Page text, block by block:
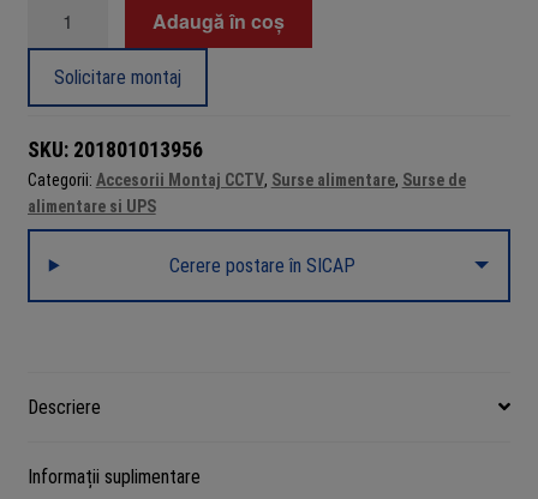
24V
5A
comutație,
metal
perforat,
Adaugă în coș
Solicitare montaj
SKU: 201801013956
Categorii: Accesorii Montaj CCTV, Surse alimentare, Surse de
alimentare si UPS
Cerere postare în SICAP
Descriere
Informații suplimentare